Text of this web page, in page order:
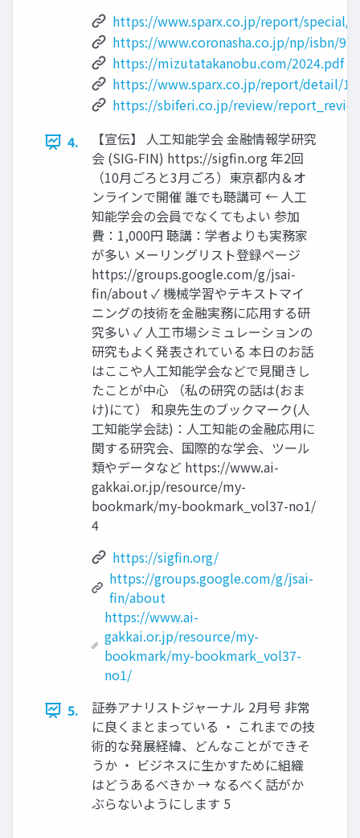
https://www.sparx.co.jp/report/special/
https://www.coronasha.co.jp/np/isbn/
https://mizutatakanobu.com/2024.pdf
https://www.sparx.co.jp/report/detail/
https://sbiferi.co.jp/review/
4.
【宣伝】 人工知能学会 金融情報学研究
会 (SIG-FIN) https://sigfin.org 年2回
（10月ごろと3月ごろ）東京都内＆オ
ンラインで開催 誰でも聴講可 ← 人工
知能学会の会員でなくてもよい 参加
費：1,000円 聴講：学者よりも実務家
が多い メーリングリスト登録ページ
https://groups.google.com/g/jsai-
fin/about ✓ 機械学習やテキストマイ
ニングの技術を金融実務に応用する研
究多い ✓ 人工市場シミュレーションの
研究もよく発表されている 本日のお話
はここや人工知能学会などで見聞きし
たことが中心 （私の研究の話は(おま
け)にて） 和泉先生のブックマーク(人
工知能学会誌)：人工知能の金融応用に
関する研究会、国際的な学会、ツール
類やデータなど https://www.ai-
gakkai.or.jp/resource/my-
bookmark/my-bookmark_vol37-no1/
4
https://sigfin.org/
https://groups.google.com/g/jsai-
fin/about
https://www.ai-
gakkai.or.jp/resource/my-
bookmark/my-bookmark_vol37-
no1/
5.
証券アナリストジャーナル 2月号 非常
に良くまとまっている ・ これまでの技
術的な発展経緯、どんなことができそ
うか ・ ビジネスに生かすために組織
はどうあるべきか → なるべく話がか
ぶらないようにします 5